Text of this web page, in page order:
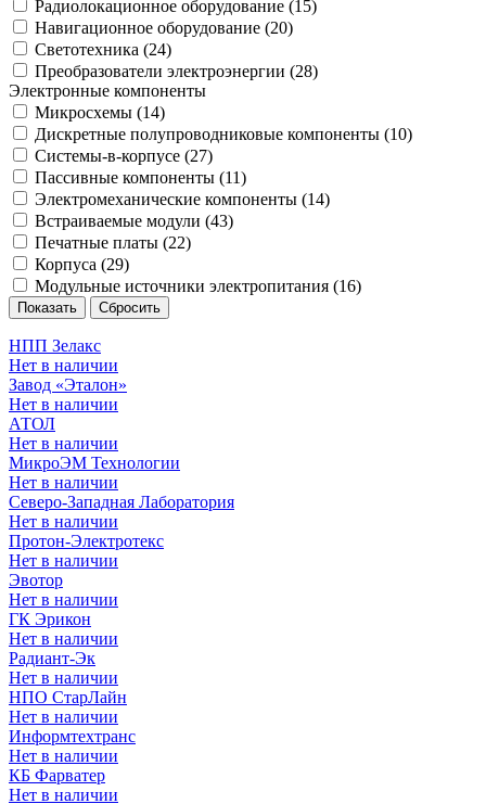
Радиолокационное оборудование (15)
Навигационное оборудование (20)
Светотехника (24)
Преобразователи электроэнергии (28)
Электронные компоненты
Микросхемы (14)
Дискретные полупроводниковые компоненты (10)
Системы-в-корпусе (27)
Пассивные компоненты (11)
Электромеханические компоненты (14)
Встраиваемые модули (43)
Печатные платы (22)
Корпуса (29)
Модульные источники электропитания (16)
НПП Зелакс
Нет в наличии
Завод «Эталон»
Нет в наличии
АТОЛ
Нет в наличии
МикроЭМ Технологии
Нет в наличии
Северо-Западная Лаборатория
Нет в наличии
Протон-Электротекс
Нет в наличии
Эвотор
Нет в наличии
ГК Эрикон
Нет в наличии
Радиант-Эк
Нет в наличии
НПО СтарЛайн
Нет в наличии
Информтехтранс
Нет в наличии
КБ Фарватер
Нет в наличии